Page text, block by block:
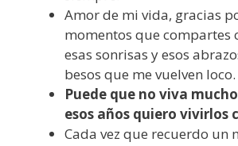
Amor de mi vida, gracias
momentos que compartes
esas sonrisas y esos
besos que me vuelven loco.
Puede que no viva
esos años quiero vivirlos
Cada vez que recuerdo un